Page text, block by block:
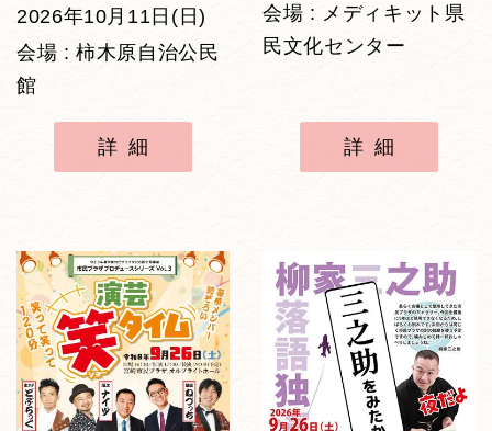
2026年10月11日(日)
会場 : 柿木原自治公民
館
詳細
会場 : メディキット県
民文化センター
詳細